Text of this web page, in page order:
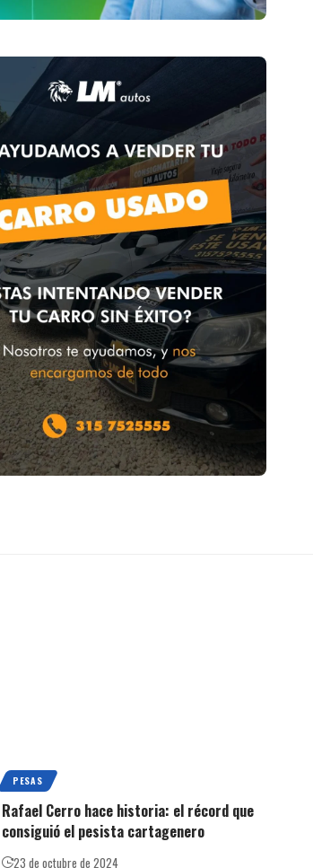
PESAS
Rafael Cerro hace historia: el récord que
consiguió el pesista cartagenero
23 de octubre de 2024